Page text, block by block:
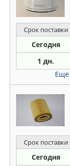
Срок поставки
Сегодня
1 дн.
Еще
Срок поставки
Сегодня